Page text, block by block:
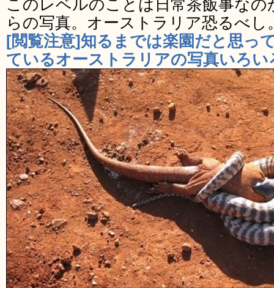
このレベルのことは日常茶飯事な
らの写真。オーストラリア恐るべし
[閲覧注意]知るまでは楽園だと思
ているオーストラリアの写真いろい